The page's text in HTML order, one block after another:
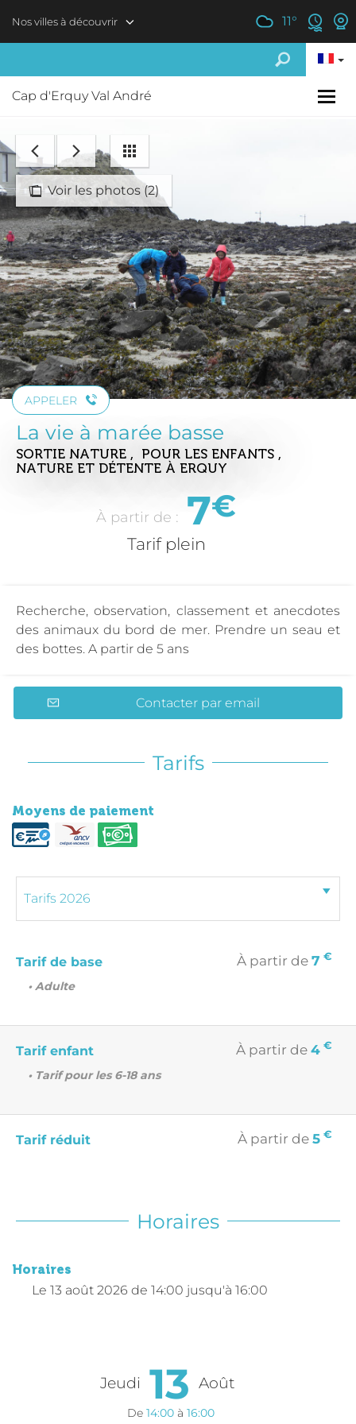
Nos villes à découvrir 11°
Cap d'Erquy Val André
Voir les photos (2)
APPELER
La vie à marée basse
SORTIE NATURE , POUR LES ENFANTS ,
NATURE ET DÉTENTE À ERQUY
À partir de : 7€
Tarif plein
Recherche, observation, classement et anecdotes
des animaux du bord de mer. Prendre un seau et
des bottes. A partir de 5 ans
Contacter par email
Tarifs
Moyens de paiement
Tarif de base À partir de 7 €
• Adulte
Tarif enfant À partir de 4 €
• Tarif pour les 6-18 ans
Tarif réduit À partir de 5 €
Horaires
Horaires
Le 13 août 2026 de 14:00 jusqu'à 16:00
Jeudi 13 Août
De 14:00 à 16:00